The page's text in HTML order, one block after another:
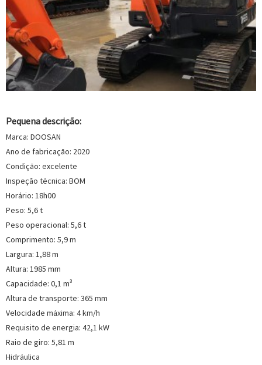
Pequena descrição:
Marca: DOOSAN
Ano de fabricação: 2020
Condição: excelente
Inspeção técnica: BOM
Horário: 18h00
Peso: 5,6 t
Peso operacional: 5,6 t
Comprimento: 5,9 m
Largura: 1,88 m
Altura: 1985 mm
Capacidade: 0,1 m³
Altura de transporte: 365 mm
Velocidade máxima: 4 km/h
Requisito de energia: 42,1 kW
Raio de giro: 5,81 m
Hidráulica